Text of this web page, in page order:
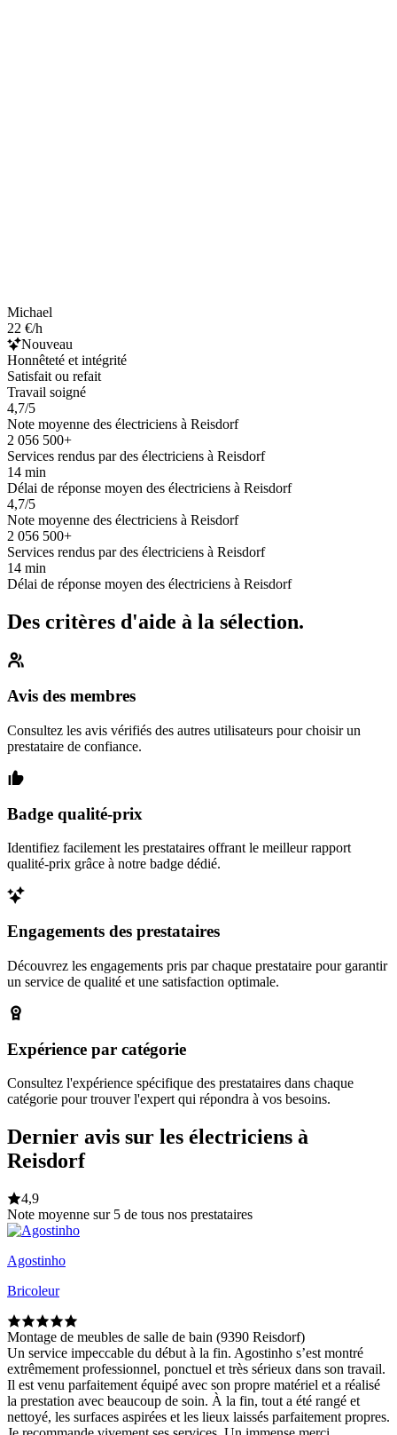
Michael
22 €/h
Nouveau
Honnêteté et intégrité
Satisfait ou refait
Travail soigné
4,7/5
Note moyenne des électriciens à Reisdorf
2 056 500+
Services rendus par des électriciens à Reisdorf
14 min
Délai de réponse moyen des électriciens à Reisdorf
4,7/5
Note moyenne des électriciens à Reisdorf
2 056 500+
Services rendus par des électriciens à Reisdorf
14 min
Délai de réponse moyen des électriciens à Reisdorf
Des critères d'aide à la sélection.
Avis des membres
Consultez les avis vérifiés des autres utilisateurs pour choisir un
prestataire de confiance.
Badge qualité-prix
Identifiez facilement les prestataires offrant le meilleur rapport
qualité-prix grâce à notre badge dédié.
Engagements des prestataires
Découvrez les engagements pris par chaque prestataire pour garantir
un service de qualité et une satisfaction optimale.
Expérience par catégorie
Consultez l'expérience spécifique des prestataires dans chaque
catégorie pour trouver l'expert qui répondra à vos besoins.
Dernier avis sur les électriciens à
Reisdorf
4,9
Note moyenne sur 5 de tous nos prestataires
Agostinho
Bricoleur
Montage de meubles de salle de bain (9390 Reisdorf)
Un service impeccable du début à la fin. Agostinho s’est montré
extrêmement professionnel, ponctuel et très sérieux dans son travail.
Il est venu parfaitement équipé avec son propre matériel et a réalisé
la prestation avec beaucoup de soin. À la fin, tout a été rangé et
nettoyé, les surfaces aspirées et les lieux laissés parfaitement propres.